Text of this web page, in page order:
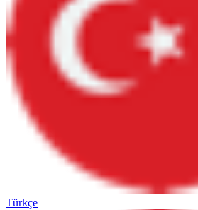
Türkçe